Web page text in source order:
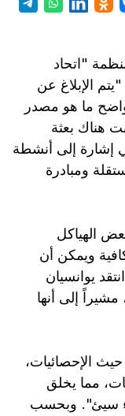
"اتحاد
الإبلاغ عن
ما هو مصدر
هناك بعثة
إشارة إلى أنشطة
ومبادرة
الهياكل
ويمكن أن
يوانسيان
مشيراً إلى أنها
الإحصائيات،
مما يخلق
سيئ". وبحسب